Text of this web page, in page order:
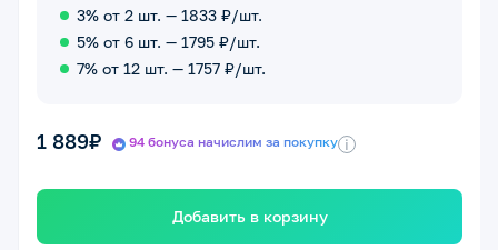
3% от 2 шт. — 1833 ₽/шт.
5% от 6 шт. — 1795 ₽/шт.
7% от 12 шт. — 1757 ₽/шт.
1 889₽ 94 бонуса начислим за покупку i
Добавить в корзину